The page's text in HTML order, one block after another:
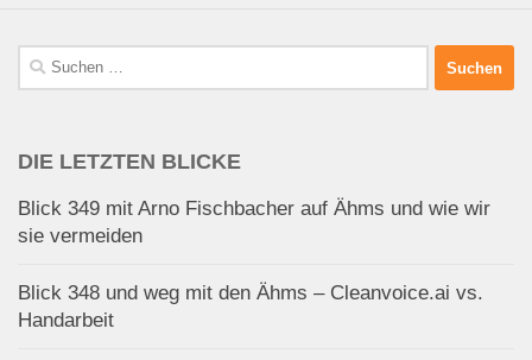
Suchen
nach:
DIE LETZTEN BLICKE
Blick 349 mit Arno Fischbacher auf Ähms und wie wir
sie vermeiden
Blick 348 und weg mit den Ähms – Cleanvoice.ai vs.
Handarbeit